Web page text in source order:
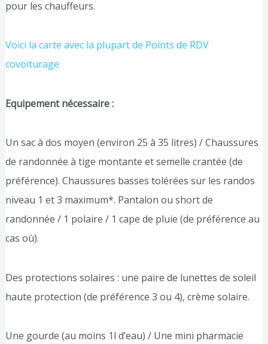
pour les chauffeurs.
Voici la carte avec la plupart de Points de RDV
covoiturage
Equipement nécessaire :
Un sac à dos moyen (environ 25 à 35 litres) / Chaussures
de randonnée à tige montante et semelle crantée (de
préférence). Chaussures basses tolérées sur les randos
niveau 1 et 3 maximum*. Pantalon ou short de
randonnée / 1 polaire / 1 cape de pluie (de préférence au
cas où).
Des protections solaires : une paire de lunettes de soleil
haute protection (de préférence 3 ou 4), crème solaire.
Une gourde (au moins 1l d’eau) / Une mini pharmacie